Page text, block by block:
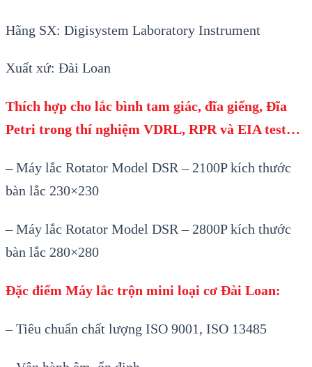
Hãng SX: Digisystem Laboratory Instrument
Xuất xứ: Đài Loan
Thích hợp cho lắc bình tam giác, đĩa giếng, Đĩa
Petri trong thí nghiệm VDRL, RPR và EIA test…
–Máy lắc Rotator Model DSR – 2100P kích thước
bàn lắc 230×230
– Máy lắc Rotator Model DSR – 2800P kích thước
bàn lắc 280×280
Đặc điểm Máy lắc trộn mini loại cơ Đài Loan:
– Tiêu chuẩn chất lượng ISO 9001, ISO 13485